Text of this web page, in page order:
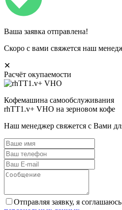
Ваша заявка отправлена!
Скоро с вами свяжется наш
✕
Расчёт окупаемости
Кофемашина самообслуживания
rhTT1.v+ VHO на зерновом кофе
Наш менеджер свяжется с Вами
Отправляя заявку, я